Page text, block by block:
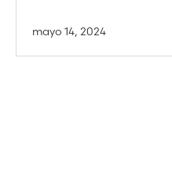
mayo 14, 2024